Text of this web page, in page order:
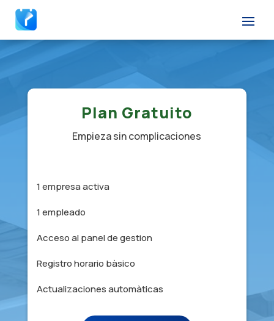
Plan Gratuito
Empieza sin complicaciones
1 empresa activa
1 empleado
Acceso al panel de gestion
Registro horario bàsico
Actualizaciones automàticas